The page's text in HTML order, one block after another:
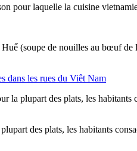
pour laquelle la cuisine
(soupe de nouilles au bœuf
dans les rues du Viêt Nam
la plupart des plats, les
des plats, les habitants